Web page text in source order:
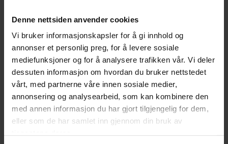
Denne nettsiden anvender cookies
Vi bruker informasjonskapsler for å gi innhold og
annonser et personlig preg, for å levere sosiale
mediefunksjoner og for å analysere trafikken vår. Vi deler
dessuten informasjon om hvordan du bruker nettstedet
vårt, med partnerne våre innen sosiale medier,
annonsering og analysearbeid, som kan kombinere den
med annen informasjon du har gjort tilgjengelig for dem,
eller som de har samlet inn gjennom din bruk av
TEKNISK INFO
Bruksområde
Cider
Vin
Øl
ALTERNATIVER